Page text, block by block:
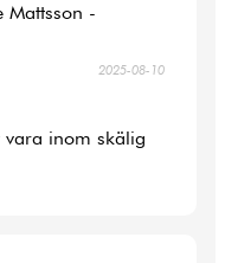
Mattsson -
2025-08-10
vara inom skälig